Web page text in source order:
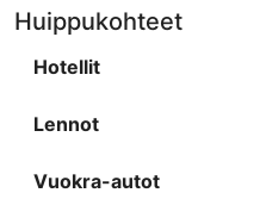
Huippukohteet
Hotellit
Lennot
Vuokra-autot